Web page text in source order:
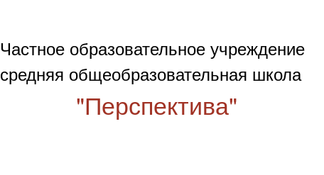
Частное образовательное учреждение
средняя общеобразовательная школа
"Перспектива"